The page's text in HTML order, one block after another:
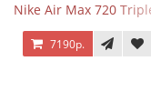
Nike Air Max 720 Triple
7190р.